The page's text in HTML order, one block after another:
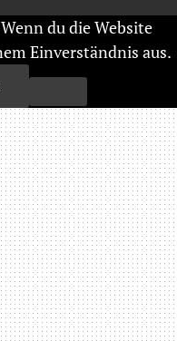
du die Website
Einverständnis aus.